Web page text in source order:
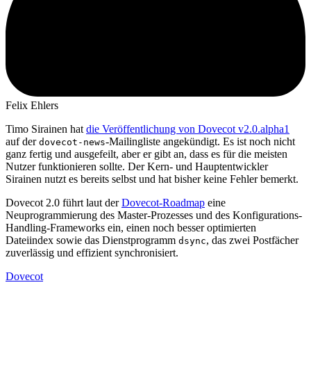
Felix Ehlers
Timo Sirainen hat die Veröffentlichung von Dovecot v2.0.alpha1
auf der dovecot-news-Mailingliste angekündigt. Es ist noch nicht
ganz fertig und ausgefeilt, aber er gibt an, dass es für die meisten
Nutzer funktionieren sollte. Der Kern- und Hauptentwickler
Sirainen nutzt es bereits selbst und hat bisher keine Fehler bemerkt.
Dovecot 2.0 führt laut derDovecot-Roadmap eine
Neuprogrammierung des Master-Prozesses und des Konfigurations-
Handling-Frameworks ein, einen noch besser optimierten
Dateiindex sowie das Dienstprogramm dsync, das zwei Postfächer
zuverlässig und effizient synchronisiert.
Dovecot